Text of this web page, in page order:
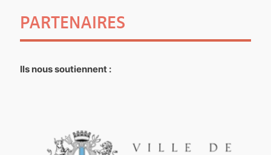
PARTENAIRES
Ils nous soutiennent :